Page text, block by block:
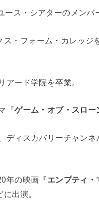
ース・シアターのメンバ
ス・フォーム・カレッ
アード学院を卒業。
『ゲーム・オブ・スロー
ディスカバリーチャン
年の映画『エンプティ・
に出演。